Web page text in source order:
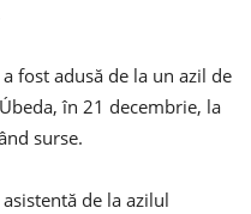
fost adusă de la un azil de
în 21 decembrie, la
surse.
de la azilul